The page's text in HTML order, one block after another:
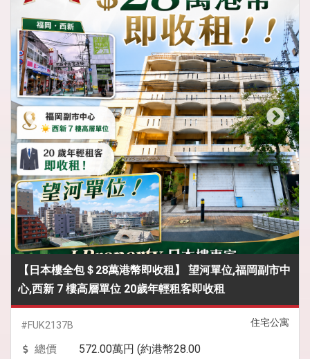
【日本樓全包＄28萬港幣即收租】 望河單位,福岡副市中
心,西新 7 樓高層單位 20歲年輕租客即收租
住宅公寓
#FUK2137B
總價
572.00萬円 (約港幣28.00